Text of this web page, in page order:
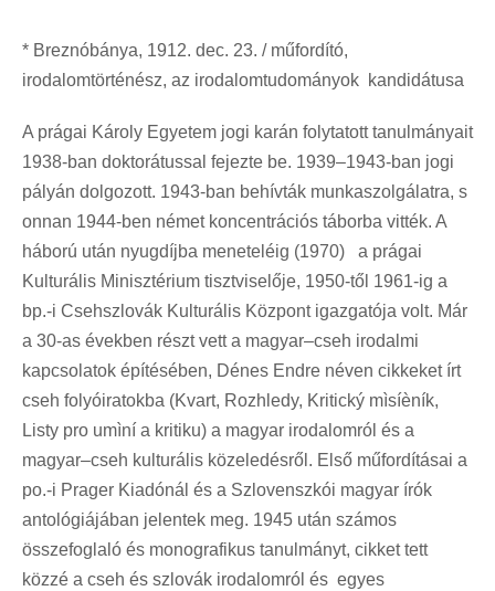
* Breznóbánya, 1912. dec. 23. / műfordító,
irodalomtörténész, az irodalomtudományok kandidátusa
A prágai Károly Egyetem jogi karán folytatott tanulmányait
1938-ban doktorátussal fejezte be. 1939–1943-ban jogi
pályán dolgozott. 1943-ban behívták munkaszolgálatra, s
onnan 1944-ben német koncentrációs táborba vitték. A
háború után nyugdíjba meneteléig (1970) a prágai
Kulturális Minisztérium tisztviselője, 1950-től 1961-ig a
bp.-i Csehszlovák Kulturális Központ igazgatója volt. Már
a 30-as években részt vett a magyar–cseh irodalmi
kapcsolatok építésében, Dénes Endre néven cikkeket írt
cseh folyóiratokba (Kvart, Rozhledy, Kritický mìsíèník,
Listy pro umìní a kritiku) a magyar irodalomról és a
magyar–cseh kulturális közeledésről. Első műfordításai a
po.-i Prager Kiadónál és a Szlovenszkói magyar írók
antológiájában jelentek meg. 1945 után számos
összefoglaló és monografikus tanulmányt, cikket tett
közzé a cseh és szlovák irodalomról és egyes